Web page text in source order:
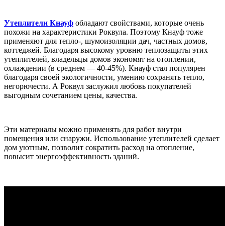
Утеплители Кнауф обладают свойствами, которые очень
похожи на характеристики Роквула. Поэтому Кнауф тоже
применяют для тепло-, шумоизоляции дач, частных домов,
коттеджей. Благодаря высокому уровню теплозащиты этих
утеплителей, владельцы домов экономят на отоплении,
охлаждении (в среднем — 40-45%). Кнауф стал популярен
благодаря своей экологичности, умению сохранять тепло,
негорючести. А Роквул заслужил любовь покупателей
выгодным сочетанием цены, качества.
Эти материалы можно применять для работ внутри
помещения или снаружи. Использование утеплителей сделает
дом уютным, позволит сократить расход на отопление,
повысит энергоэффективность зданий.